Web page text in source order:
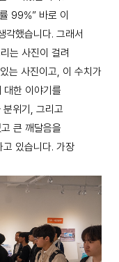
99%” 바로 이
각했습니다. 그래서
는 사진이 걸려
는 사진이고, 이 수치가
대한 이야기를
위기, 그리고
큰 깨달음을
있습니다. 가장